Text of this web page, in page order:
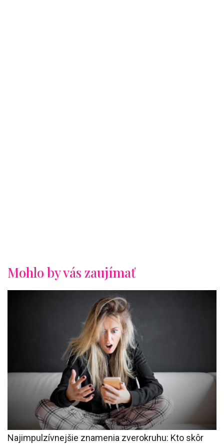
Mohlo by vás zaujímať
Najimpulzívnejšie znamenia zverokruhu: Kto skôr